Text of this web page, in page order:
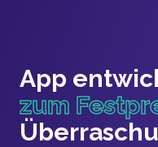
App
zum